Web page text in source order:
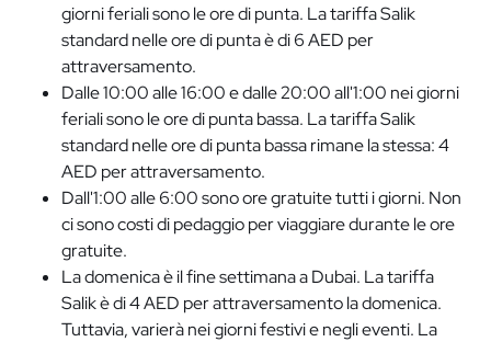
giorni feriali sono le ore di punta. La tariffa Salik
standard nelle ore di punta è di 6 AED per
attraversamento.
Dalle 10:00 alle 16:00 e dalle 20:00 all'1:00 nei giorni
feriali sono le ore di punta bassa. La tariffa Salik
standard nelle ore di punta bassa rimane la stessa: 4
AED per attraversamento.
Dall'1:00 alle 6:00 sono ore gratuite tutti i giorni. Non
ci sono costi di pedaggio per viaggiare durante le ore
gratuite.
La domenica è il fine settimana a Dubai. La tariffa
Salik è di 4 AED per attraversamento la domenica.
Tuttavia, varierà nei giorni festivi e negli eventi. La